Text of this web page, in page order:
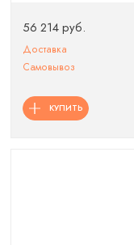
56 214 руб.
Доставка
Самовывоз
КУПИТЬ